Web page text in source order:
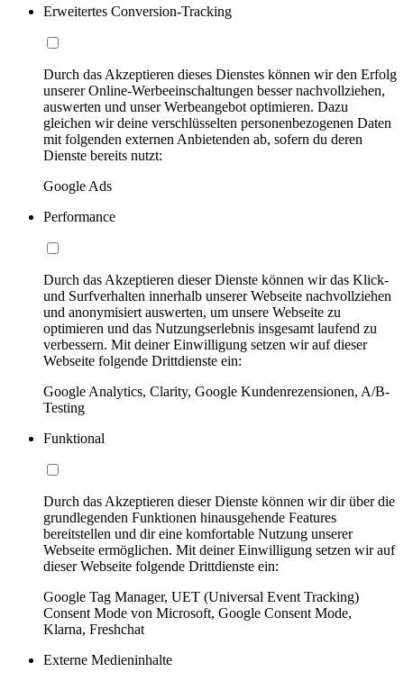
Erweitertes Conversion-Tracking
Durch das Akzeptieren dieses Dienstes können wir den Erfolg
unserer Online-Werbeeinschaltungen besser nachvollziehen,
auswerten und unser Werbeangebot optimieren. Dazu
gleichen wir deine verschlüsselten personenbezogenen Daten
mit folgenden externen Anbietenden ab, sofern du deren
Dienste bereits nutzt:
Google Ads
Performance
Durch das Akzeptieren dieser Dienste können wir das Klick-
und Surfverhalten innerhalb unserer Webseite nachvollziehen
und anonymisiert auswerten, um unsere Webseite zu
optimieren und das Nutzungserlebnis insgesamt laufend zu
verbessern. Mit deiner Einwilligung setzen wir auf dieser
Webseite folgende Drittdienste ein:
Google Analytics, Clarity, Google Kundenrezensionen, A/B-
Testing
Funktional
Durch das Akzeptieren dieser Dienste können wir dir über die
grundlegenden Funktionen hinausgehende Features
bereitstellen und dir eine komfortable Nutzung unserer
Webseite ermöglichen. Mit deiner Einwilligung setzen wir auf
dieser Webseite folgende Drittdienste ein:
Google Tag Manager, UET (Universal Event Tracking)
Consent Mode von Microsoft, Google Consent Mode,
Klarna, Freshchat
Externe Medieninhalte